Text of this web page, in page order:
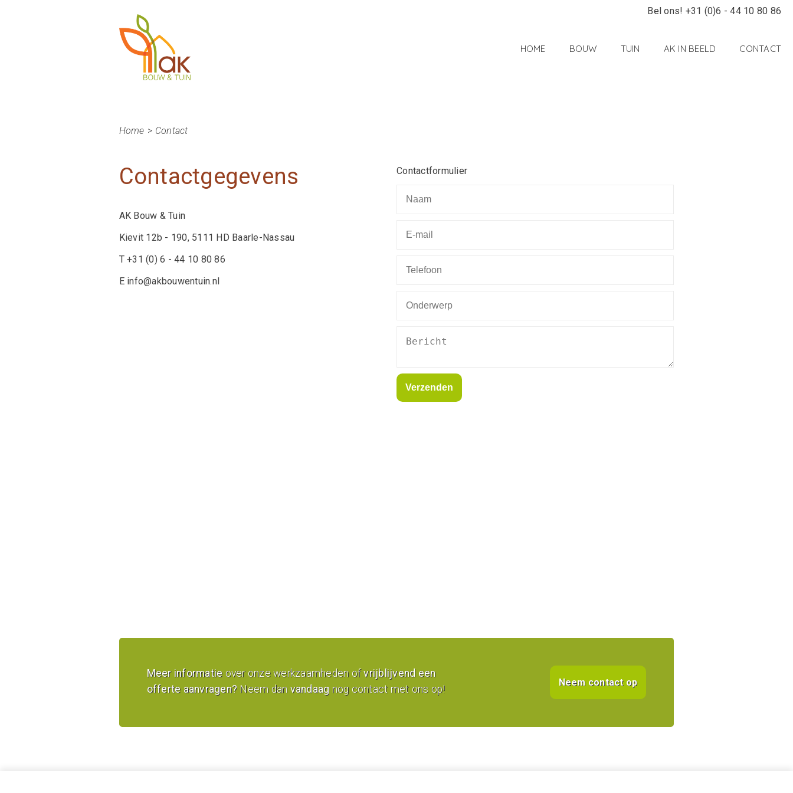
Bel ons! +31 (0)6 - 44 10 80 86
HOME BOUW TUIN AK IN BEELD CONTACT
Home > Contact
Contactgegevens
AK Bouw & Tuin
Kievit 12b - 190, 5111 HD Baarle-Nassau
T +31 (0) 6 - 44 10 80 86
E info@akbouwentuin.nl
Contactformulier
Meer informatie over onze werkzaamheden ofvrijblijvend een
offerte aanvragen? Neem dan vandaag nog contact met ons op!
Neem contact op